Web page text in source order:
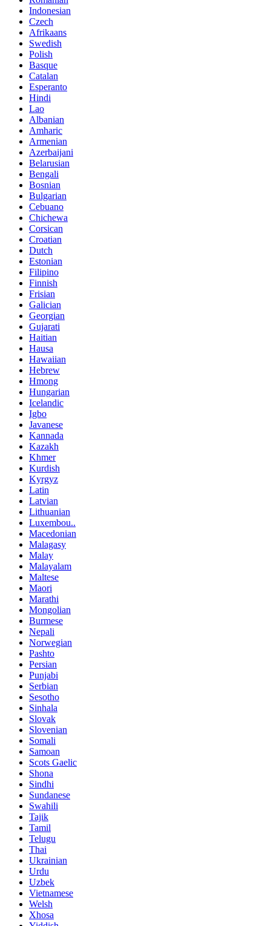
Indonesian
Czech
Afrikaans
Swedish
Polish
Basque
Catalan
Esperanto
Hindi
Lao
Albanian
Amharic
Armenian
Azerbaijani
Belarusian
Bengali
Bosnian
Bulgarian
Cebuano
Chichewa
Corsican
Croatian
Dutch
Estonian
Filipino
Finnish
Frisian
Galician
Georgian
Gujarati
Haitian
Hausa
Hawaiian
Hebrew
Hmong
Hungarian
Icelandic
Igbo
Javanese
Kannada
Kazakh
Khmer
Kurdish
Kyrgyz
Latin
Latvian
Lithuanian
Luxembou..
Macedonian
Malagasy
Malay
Malayalam
Maltese
Maori
Marathi
Mongolian
Burmese
Nepali
Norwegian
Pashto
Persian
Punjabi
Serbian
Sesotho
Sinhala
Slovak
Slovenian
Somali
Samoan
Scots Gaelic
Shona
Sindhi
Sundanese
Swahili
Tajik
Tamil
Telugu
Thai
Ukrainian
Urdu
Uzbek
Vietnamese
Welsh
Xhosa